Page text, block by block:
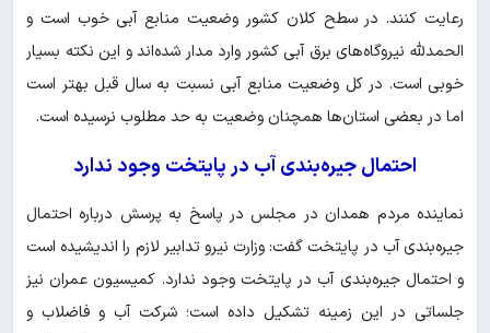
رعایت کنند. در سطح کلان کشور وضعیت منابع آبی خوب است و
الحمدلله نیروگاه‌های برق آبی کشور وارد مدار شده‌اند و این نکته بسیار
خوبی است. در کل وضعیت منابع آبی نسبت به سال قبل بهتر است
اما در بعضی استان‌ها همچنان وضعیت به حد مطلوب نرسیده است.
احتمال جیره‌بندی آب در پایتخت وجود ندارد
نماینده مردم همدان در مجلس در پاسخ به پرسش درباره احتمال
جیره‌بندی آب در پایتخت گفت: وزارت نیرو تدابیر لازم را اندیشیده است
و احتمال جیره‌بندی آب در پایتخت وجود ندارد. کمیسیون عمران نیز
جلساتی در این زمینه تشکیل داده است؛ شرکت آب و فاضلاب و